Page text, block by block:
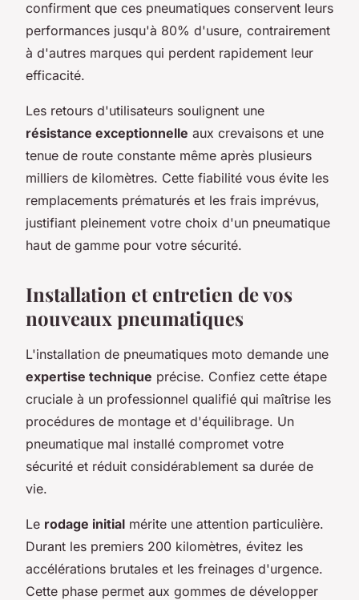
confirment que ces pneumatiques conservent leurs
performances jusqu'à 80% d'usure, contrairement
à d'autres marques qui perdent rapidement leur
efficacité.
Les retours d'utilisateurs soulignent une
résistance exceptionnelle aux crevaisons et une
tenue de route constante même après plusieurs
milliers de kilomètres. Cette fiabilité vous évite les
remplacements prématurés et les frais imprévus,
justifiant pleinement votre choix d'un pneumatique
haut de gamme pour votre sécurité.
Installation et entretien de vos
nouveaux pneumatiques
L'installation de pneumatiques moto demande une
expertise technique précise. Confiez cette étape
cruciale à un professionnel qualifié qui maîtrise les
procédures de montage et d'équilibrage. Un
pneumatique mal installé compromet votre
sécurité et réduit considérablement sa durée de
vie.
Le rodage initial mérite une attention particulière.
Durant les premiers 200 kilomètres, évitez les
accélérations brutales et les freinages d'urgence.
Cette phase permet aux gommes de développer